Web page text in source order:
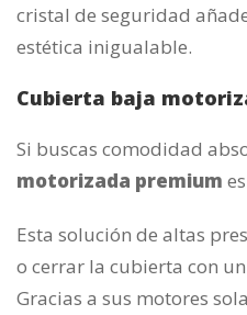
cristal de seguridad
estética inigualable.
Cubierta baja
Si buscas comodidad
motorizada premium
Esta solución de altas
o cerrar la cubierta con
Gracias a sus motores